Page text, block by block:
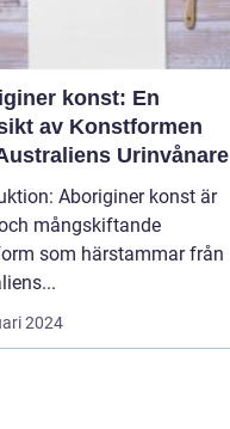
konst: En
av Konstformen
Urinvånare
Aboriginer konst är
mångskiftande
som härstammar från
2024